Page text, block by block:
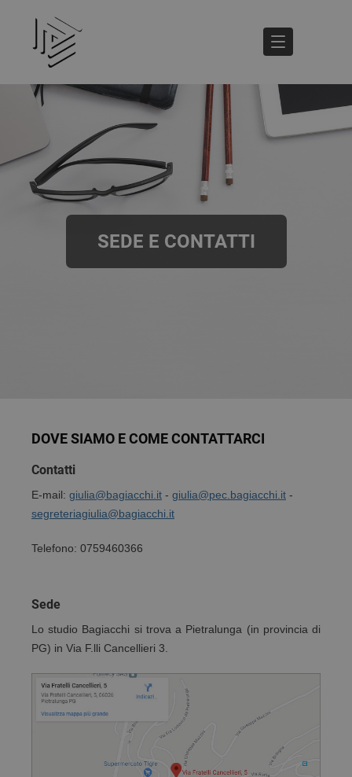
SEDE E CONTATTI
DOVE SIAMO E COME CONTATTARCI
Contatti
E-mail: giulia@bagiacchi.it - giulia@pec.bagiacchi.it -
segreteriagiulia@bagiacchi.it
Telefono: 0759460366
Sede
Lo studio Bagiacchi si trova a Pietralunga (in provincia di
PG) in Via F.lli Cancellieri 3.